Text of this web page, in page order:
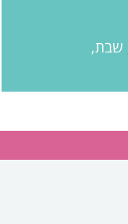
שבת